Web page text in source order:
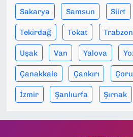
Sakarya Samsun Siirt
Tekirdağ Tokat Trabzon
Uşak Van Yalova
Çanakkale Çankırı
İzmir Şanlıurfa Şırnak